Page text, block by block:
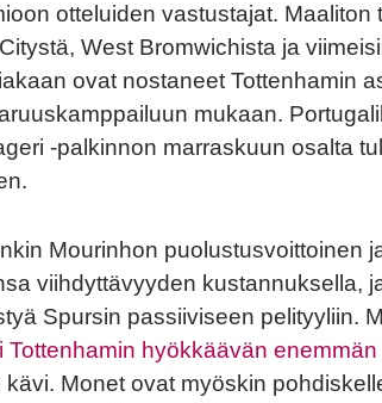
otteluiden vastustajat.
West Bromwichista ja
ovat nostaneet Tottenhamin
mukaan.
-palkinnon marraskuun osalta
Mourinhon puolustusvoittoinen
viihdyttävyyden kustannuksella,
Spursin passiiviseen pelityyliin.
Tottenhamin hyökkäävän
kävi. Monet ovat myöskin